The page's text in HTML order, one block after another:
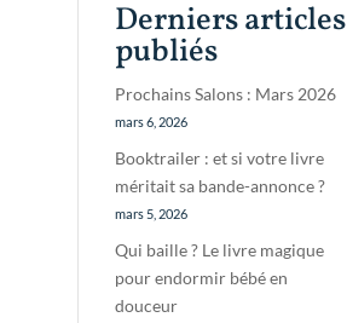
Derniers articles
publiés
Prochains Salons : Mars 2026
mars 6, 2026
Booktrailer : et si votre livre
méritait sa bande-annonce ?
mars 5, 2026
Qui baille ? Le livre magique
pour endormir bébé en
douceur